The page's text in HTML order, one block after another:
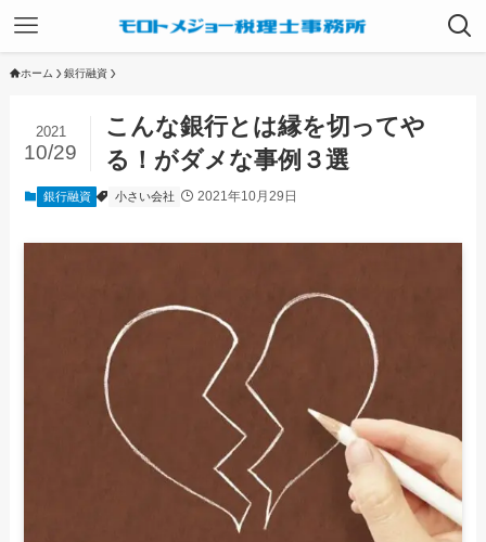
ホーム 銀行融資
こんな銀行とは縁を切ってや
る！がダメな事例３選
2021
10/29
銀行融資 小さい会社 2021年10月29日